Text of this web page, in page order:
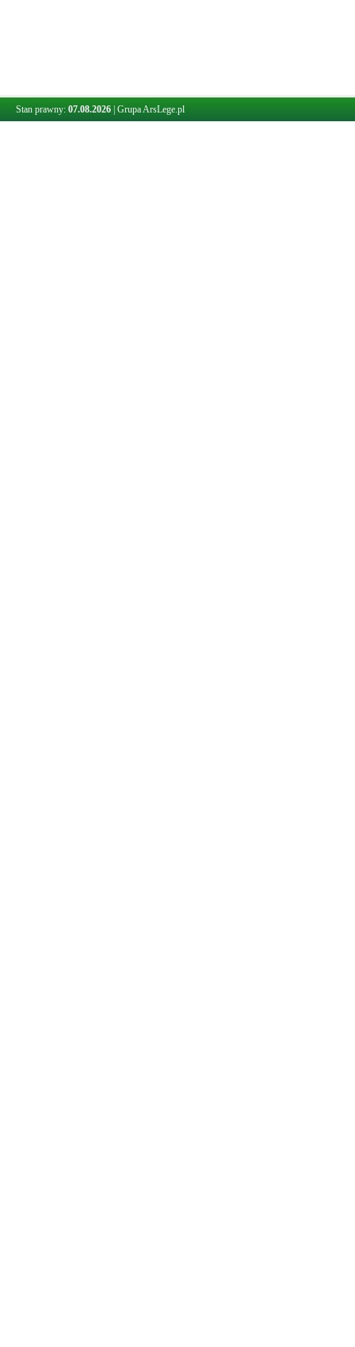
Stan prawny: 07.08.2026 Grupa ArsLege.pl